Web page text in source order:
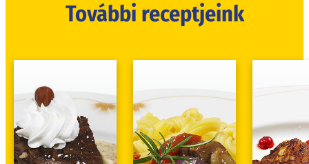
További receptjeink